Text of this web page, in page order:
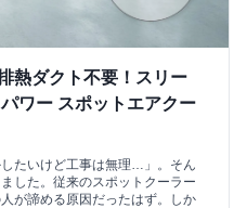
熱ダクト不要！スリー
ワー スポットエアクー
したいけど工事は無理…」。そん
した。従来のスポットクーラー
が諦める原因だったはず。しか